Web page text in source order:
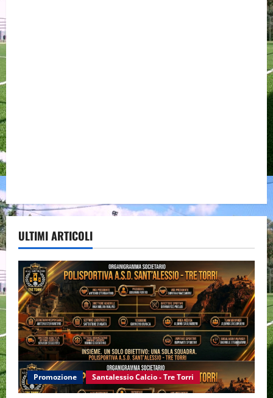
ULTIMI ARTICOLI
Promozione Santalessio Calcio - Tre Torri